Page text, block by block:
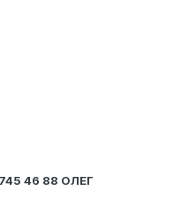
46 88 ОЛЕГ